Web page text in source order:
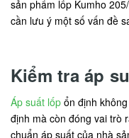
sản phẩm lốp Kumho
cần lưu ý một số vấn đề
Kiểm tra áp
Áp suất lốp ổn định
định mà còn đóng vai trò
chuẩn áp suất của nhà